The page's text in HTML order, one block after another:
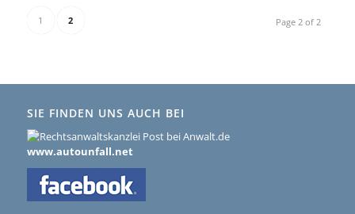
Page 2 of 2
1 2
SIE FINDEN UNS AUCH BEI
www.autounfall.net